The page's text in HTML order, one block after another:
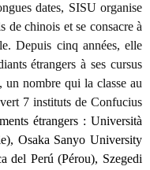
dates, SISU organise
de chinois et se consacre à
Depuis cinq années, elle
étrangers à ses cursus
un nombre qui la classe au
7 instituts de Confucius
étrangers : Università
Osaka Sanyo University
del Perú (Pérou), Szegedi